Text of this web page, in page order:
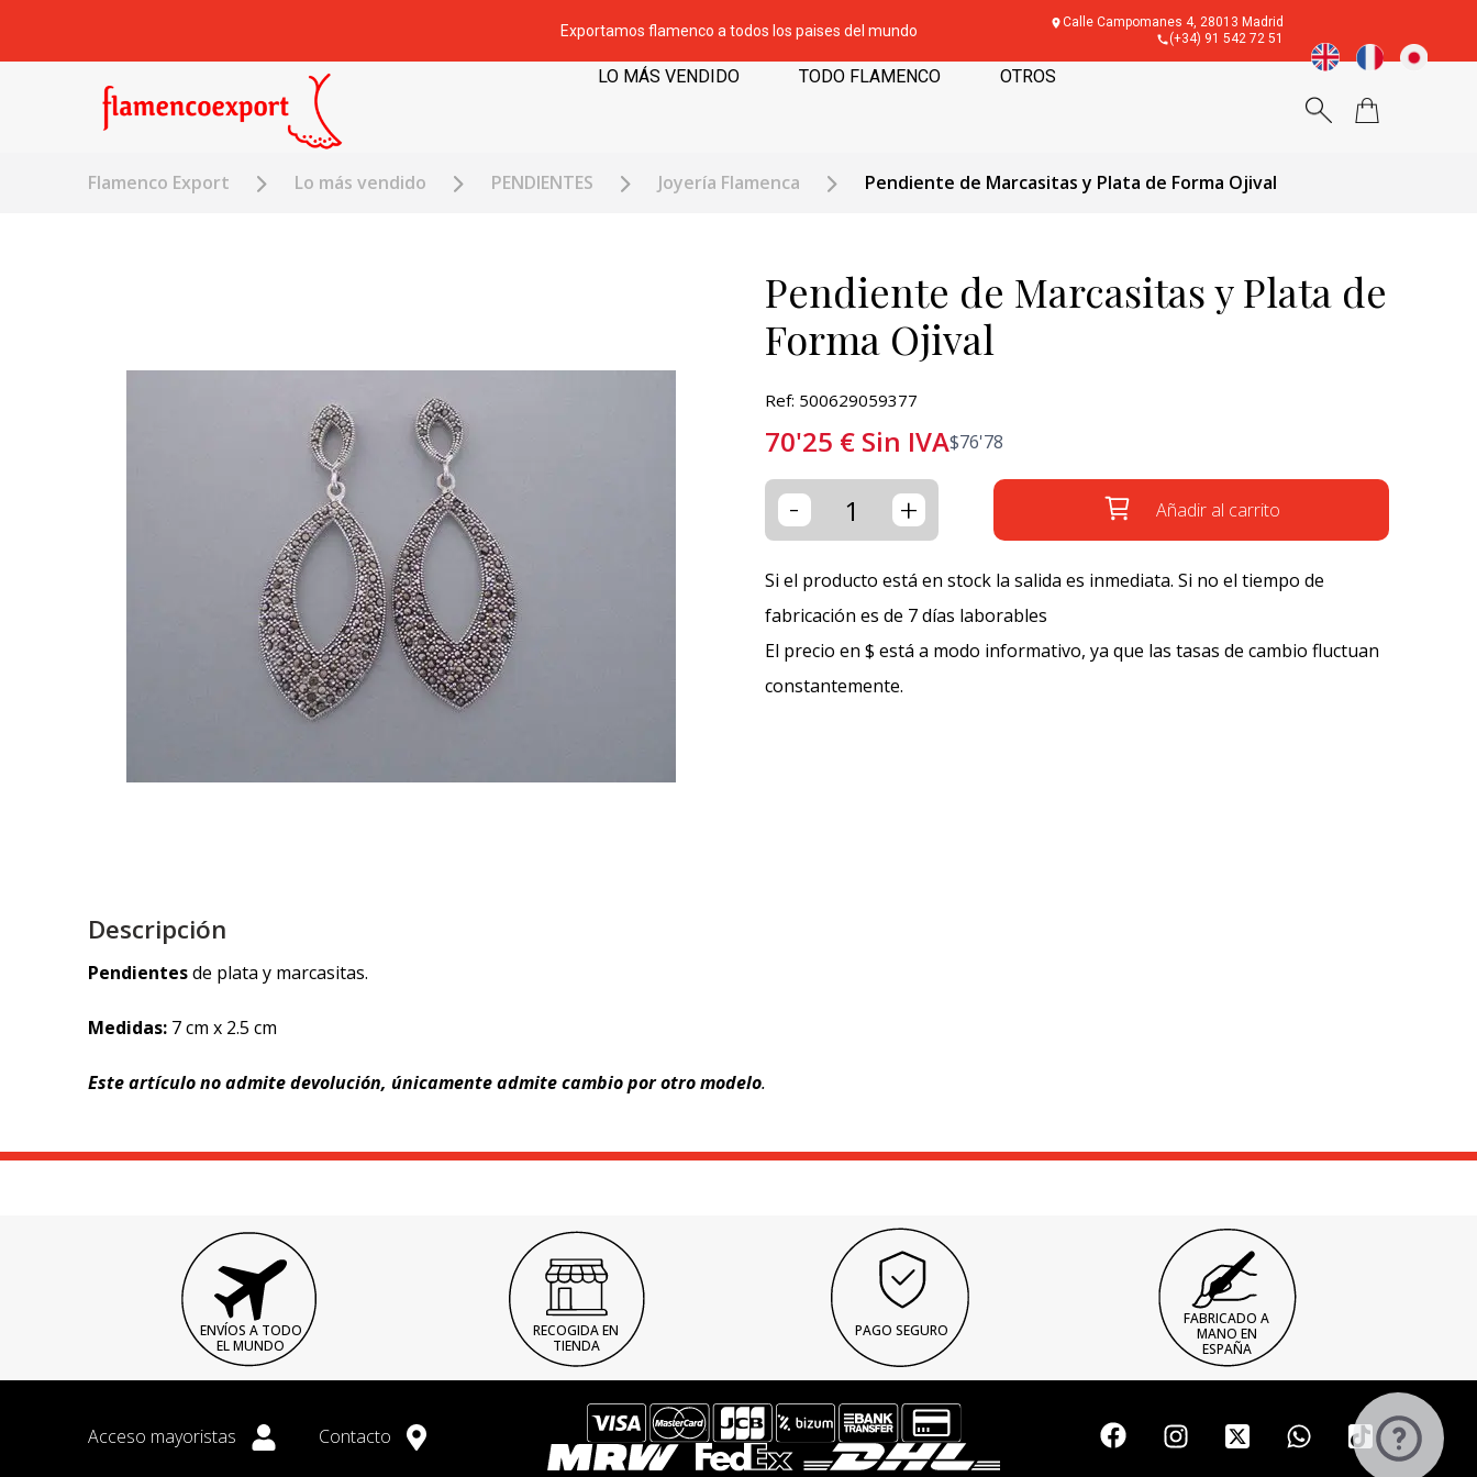
Exportamos flamenco a todos los paises del mundo
Calle Campomanes 4, 28013 Madrid
(+34) 91 542 72 51
LO MÁS VENDIDO TODO FLAMENCO OTROS
Flamenco Export Lo más vendido PENDIENTES Joyería Flamenca Pendiente de Marcasitas y Plata de Forma Ojival
Pendiente de Marcasitas y Plata de
Forma Ojival
Ref: 500629059377
70'25 € Sin IVA$76'78
- + Añadir al carrito
Si el producto está en stock la salida es inmediata. Si no el tiempo de
fabricación es de 7 días laborables
El precio en $ está a modo informativo, ya que las tasas de cambio fluctuan
constantemente.
Descripción
Pendientesde plata y marcasitas.
Medidas: 7 cm x 2.5 cm
Este artículo no admite devolución, únicamente admite cambio por otro modelo.
ENVÍOS A TODO
EL MUNDO
RECOGIDA EN
TIENDA
PAGO SEGURO
FABRICADO A
MANO EN
ESPAÑA
Acceso mayoristas Contacto